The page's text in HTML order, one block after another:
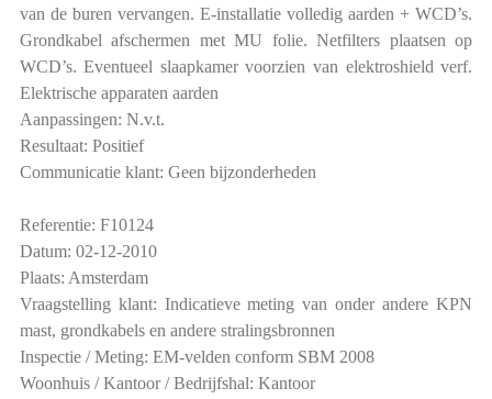
van de buren vervangen. E-installatie volledig aarden + WCD’s.
Grondkabel afschermen met MU folie. Netfilters plaatsen op
WCD’s. Eventueel slaapkamer voorzien van elektroshield verf.
Elektrische apparaten aarden
Aanpassingen: N.v.t.
Resultaat: Positief
Communicatie klant: Geen bijzonderheden
Referentie: F10124
Datum: 02-12-2010
Plaats: Amsterdam
Vraagstelling klant: Indicatieve meting van onder andere KPN
mast, grondkabels en andere stralingsbronnen
Inspectie / Meting: EM-velden conform SBM 2008
Woonhuis / Kantoor / Bedrijfshal: Kantoor